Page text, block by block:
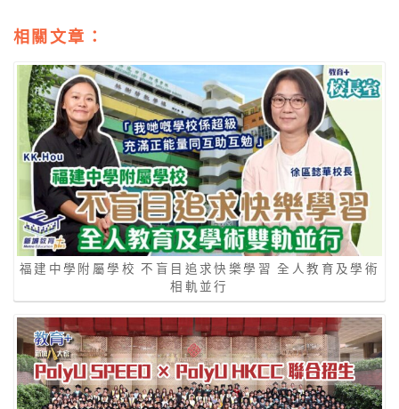
相關文章：
福建中學附屬學校 不盲目追求快樂學習 全人教育及學術
相軌並行